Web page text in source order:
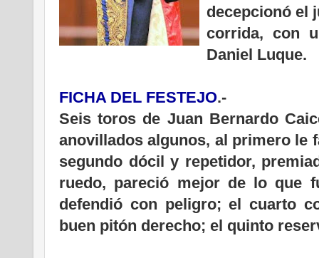
decepcionó el
corrida, con
Daniel Luque.
FICHA DEL FESTEJO.-
Seis toros de Juan Bernardo
anovillados algunos, al primero le
segundo dócil y repetidor,
ruedo, pareció mejor de lo que
defendió con peligro; el cuarto
buen pitón derecho; el quinto